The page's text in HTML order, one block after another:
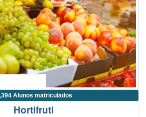
394 Alunos matriculados
Hortifruti